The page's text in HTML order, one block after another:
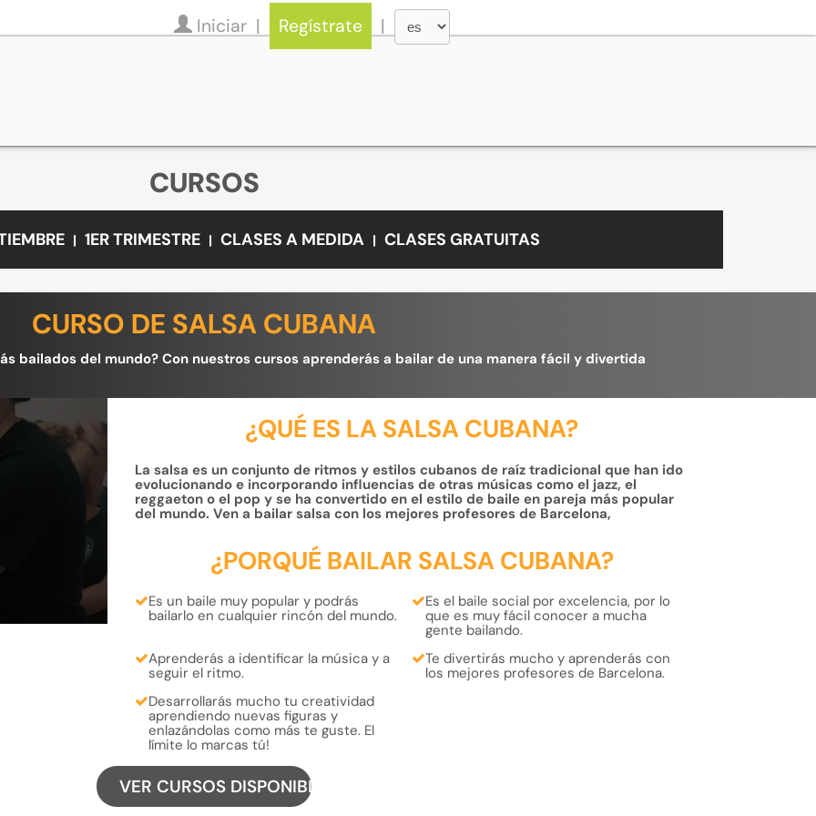
Iniciar Regístrate
CURSOS
1ER TRIMESTRE CLASES A MEDIDA CLASES GRATUITAS
CURSO DE SALSA CUBANA
bailados del mundo? Con nuestros cursos aprenderás a bailar de una manera fácil y divertida
¿QUÉ ES LA SALSA CUBANA?
La salsa es un conjunto de ritmos y estilos cubanos de raíz tradicional que han ido
evolucionando e incorporando influencias de otras músicas como el jazz, el
reggaeton o el pop y se ha convertido en el estilo de baile en pareja más popular
del mundo. Ven a bailar salsa con los mejores profesores de Barcelona,
¿PORQUÉ BAILAR SALSA CUBANA?
Es un baile muy popular y podrás
bailarlo en cualquier rincón delmundo.
Es el baile social por excelencia, por lo
que es muy fácilconocer a mucha
gente bailando.
Aprenderás aidentificar la música ya
seguir el ritmo.
Tedivertirás mucho y aprenderáscon
los mejores profesores de Barcelona.
Desarrollarás mucho tu creatividad
aprendiendo nuevas figuras y
enlazándolas como más te guste. El
límite lo marcas tú!
VER CURSOS DISPONIBLES